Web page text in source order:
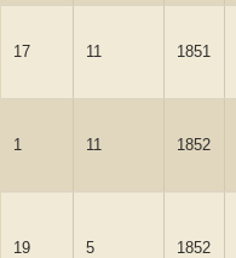
17 11 1851
1 11 1852
19 5 1852